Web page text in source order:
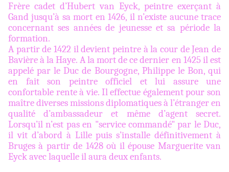
Frère cadet d’Hubert van Eyck, peintre exerçant à
Gand jusqu’à sa mort en 1426, il n’existe aucune trace
concernant ses années de jeunesse et sa période la
formation.
A partir de 1422 il devient peintre à la cour de Jean de
Bavière à la Haye. A la mort de ce dernier en 1425 il est
appelé par le Duc de Bourgogne, Philippe le Bon, qui
en fait son peintre officiel et lui assure une
confortable rente à vie. Il effectue également pour son
maître diverses missions diplomatiques à l’étranger en
qualité d’ambassadeur et même d’agent secret.
Lorsqu’il n’est pas en "service commandé" par le Duc,
il vit d’abord à Lille puis s’installe définitivement à
Bruges à partir de 1428 où il épouse Marguerite van
Eyck avec laquelle il aura deux enfants.